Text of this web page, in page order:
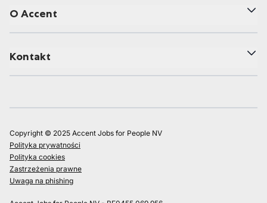
O Accent
Kontakt
Copyright © 2025 Accent Jobs for People NV
Polityka prywatności
Polityka cookies
Zastrzeżenia prawne
Uwaga na phishing